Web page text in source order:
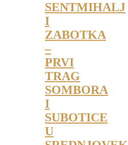
SENTMIHALJ
I
ZABOTKA
–
PRVI
TRAG
SOMBORA
I
SUBOTICE
U